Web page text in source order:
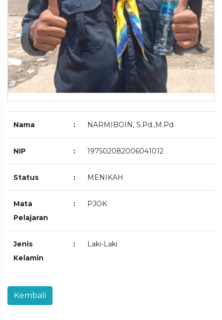
Nama : NARMIBOIN, S.Pd.,M.Pd
NIP : 197502082006041012
Status : MENIKAH
Mata
Pelajaran
: PJOK
Jenis
Kelamin
: Laki-Laki